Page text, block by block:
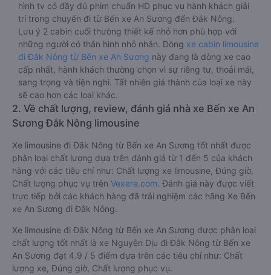
hình tv có đầy đủ phim chuẩn HD phục vụ hành khách giải
trí trong chuyến đi từ Bến xe An Sương đến Đắk Nông.
Lưu ý 2 cabin cuối thường thiết kế nhỏ hơn phù hợp với
những người có thân hình nhỏ nhắn. Dòng xe cabin limousine
đi Đắk Nông từ Bến xe An Sương này đang là dòng xe cao
cấp nhất, hành khách thường chọn vì sự riêng tư, thoải mái,
sang trọng và tiện nghi. Tất nhiên giá thành của loại xe này
sẽ cao hơn các loại khác.
2. Về chất lượng, review, đánh giá nhà xe Bến xe An
Sương Đắk Nông limousine
Xe limousine đi Đắk Nông từ Bến xe An Sương tốt nhất được
phân loại chất lượng dựa trên đánh giá từ 1 đến 5 của khách
hàng với các tiêu chí như: Chất lượng xe limousine, Đúng giờ,
Chất lượng phục vụ trên Vexere.com. Đánh giá này được viết
trực tiếp bởi các khách hàng đã trải nghiệm các hãng Xe Bến
xe An Sương đi Đắk Nông.
Xe limousine đi Đắk Nông từ Bến xe An Sương được phân loại
chất lượng tốt nhất là xe Nguyên Dịu đi Đắk Nông từ Bến xe
An Sương đạt 4.9 / 5 điểm dựa trên các tiêu chí như: Chất
lượng xe, Đúng giờ, Chất lượng phục vụ.